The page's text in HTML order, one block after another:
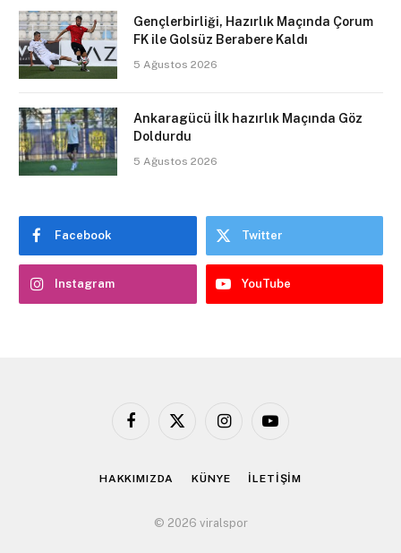
Gençlerbirliği, Hazırlık Maçında Çorum
FK ile Golsüz Berabere Kaldı
5 Ağustos 2026
Ankaragücü İlk hazırlık Maçında Göz
Doldurdu
5 Ağustos 2026
Facebook Twitter
Instagram YouTube
Facebook
X
InstagramYouTube
HAKKIMIZDA KÜNYE İLETİŞİM
© 2026 viralspor